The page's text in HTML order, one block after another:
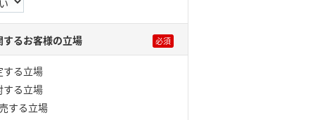
するお客様の立場
する立場
する立場
する立場